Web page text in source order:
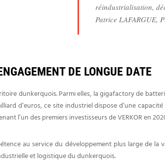
réindustrialisation,
Patrice LAFARGUE,
DE LONGUE DATE
dunkerquois. Parmi elles, la gigafactory de
d’euros, ce site industriel dispose d’une
l’un des premiers investisseurs de VERKOR en
au service du développement plus large de la
et logistique du dunkerquois.